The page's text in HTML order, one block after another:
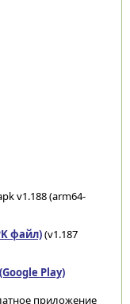
v1.188 (arm64-
файл)(v1.187
Play)
приложение